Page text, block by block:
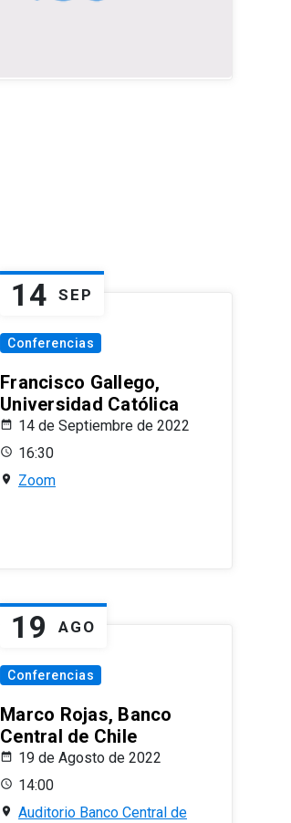
14 SEP
Conferencias
Francisco Gallego,
Universidad Católica
14 de Septiembre de 2022
16:30
Zoom
19 AGO
Conferencias
Marco Rojas, Banco
Central de Chile
19 de Agosto de 2022
14:00
Auditorio Banco Central de